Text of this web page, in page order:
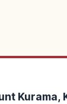
Kurama,